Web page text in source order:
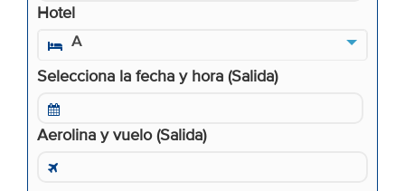
Hotel
A
Selecciona la fecha y hora (Salida)
Aerolina y vuelo (Salida)